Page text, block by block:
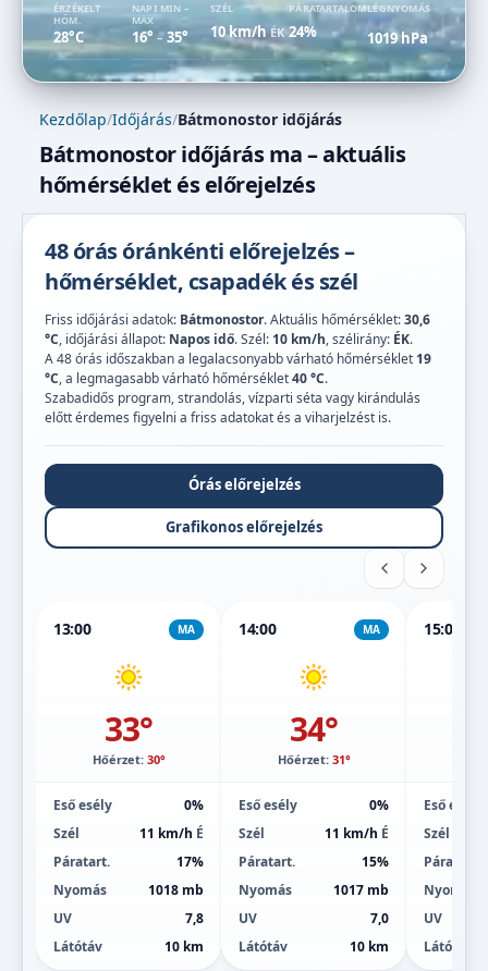
ÉRZÉKELT
HŐM.
28°C
NAPI MIN –
MAX
16° –35°
SZÉL
10 km/hÉK
PÁRATARTALOM
24%
LÉGNYOMÁS
1019 hPa
Kezdőlap/Időjárás/Bátmonostor időjárás
Bátmonostor időjárás ma – aktuális
hőmérséklet és előrejelzés
48 órás óránkénti előrejelzés –
hőmérséklet, csapadék és szél
Friss időjárási adatok: Bátmonostor. Aktuális hőmérséklet:30,6
°C, időjárási állapot: Napos idő. Szél: 10 km/h, szélirány: ÉK.
A 48 órás időszakban a legalacsonyabb várható hőmérséklet 19
°C, a legmagasabb várható hőmérséklet40 °C.
Szabadidős program, strandolás, vízparti séta vagy kirándulás
előtt érdemes figyelni a friss adatokat és a viharjelzést is.
Órás előrejelzés
Grafikonos előrejelzés
13:00 MA
33°
Hőérzet: 30°
Eső esély
0%
Szél
11 km/h É
Páratart.
17%
Nyomás
1018 mb
UV
7,8
Látótáv
10 km
14:00 MA
34°
Hőérzet: 31°
Eső esély
0%
Szél
11 km/h É
Páratart.
15%
Nyomás
1017 mb
UV
7,0
Látótáv
10 km
15:00
Eső esély
Szél
Páratart.
Nyomás
UV
Látótáv